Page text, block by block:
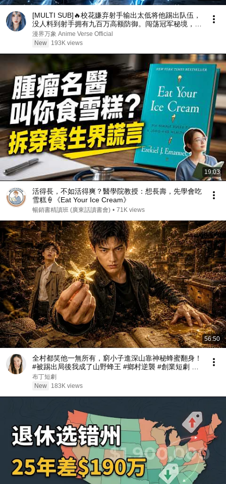
[MULTI SUB]🔥校花嫌弃射手输出太低将他踢出队伍，
没人料到射手拥有九百万高额防御。闯荡冠军秘境，直
接刷新校史纪录强势打脸！
漫界万象 Anime Verse Official
New
193K views
19:03
活得長，不如活得爽？醫學院教授：想長壽，先學會吃
雪糕🍦《Eat Your Ice Cream》
暢銷書精讀班 (廣東話讀書會) • 71K views
56:50
全村都笑他一無所有，窮小子進深山靠神秘蜂蜜翻身！
#被踢出局後我成了山野蜂王 #鄉村逆襲 #創業短劇 #
養蜂致富 #窮小子逆襲 #打臉爽劇 #白手起家 #人生翻
盤 #熱門短劇
布丁短劇
New
183K views